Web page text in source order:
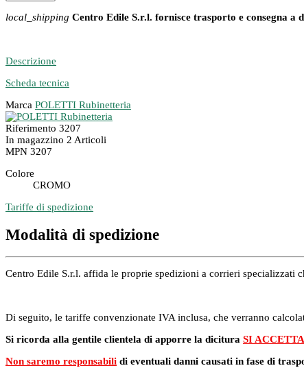
local_shipping Centro Edile S.r.l. fornisce trasporto e consegna
Descrizione
Scheda tecnica
Marca POLETTI Rubinetteria
Riferimento 3207
In magazzino 2 Articoli
MPN 3207
Colore
CROMO
Tariffe di spedizione
Modalità di spedizione
Centro Edile S.r.l. affida le proprie spedizioni a corrieri specializzati
Di seguito, le tariffe convenzionate IVA inclusa, che verranno
Si ricorda alla gentile clientela di apporre la dicitura SI
Non saremo responsabili di eventuali danni causati in fase di